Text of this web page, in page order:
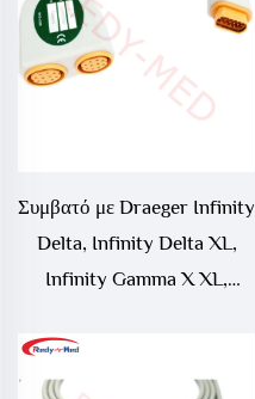
Συμβατό με Draeger Infinity
Delta, Infinity Delta XL,
Infinity Gamma X XL,
Προσαρμογέα, 5731281